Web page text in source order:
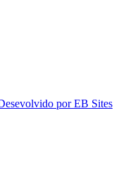
por EB Sites